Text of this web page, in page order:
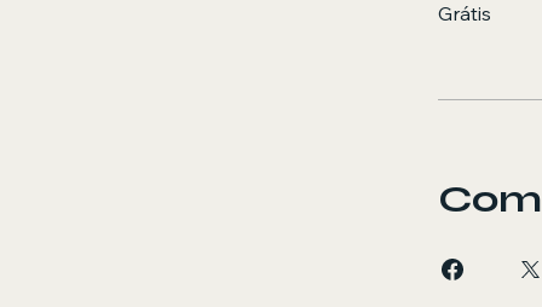
Grátis